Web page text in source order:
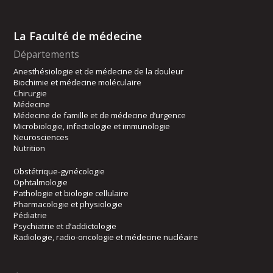
La Faculté de médecine
Départements
Anesthésiologie et de médecine de la douleur
Biochimie et médecine moléculaire
Chirurgie
Médecine
Médecine de famille et de médecine d’urgence
Microbiologie, infectiologie et immunologie
Neurosciences
Nutrition
Obstétrique-gynécologie
Ophtalmologie
Pathologie et biologie cellulaire
Pharmacologie et physiologie
Pédiatrie
Psychiatrie et d’addictologie
Radiologie, radio-oncologie et médecine nucléaire